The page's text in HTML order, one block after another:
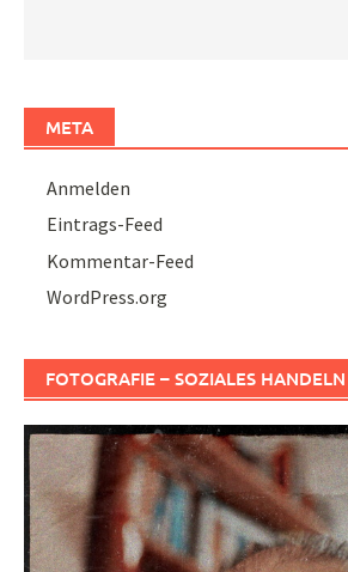
META
Anmelden
Eintrags-Feed
Kommentar-Feed
WordPress.org
FOTOGRAFIE – SOZIALES HANDELN